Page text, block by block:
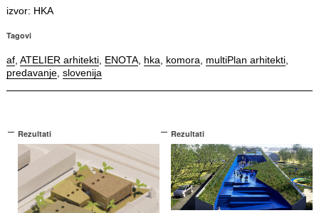
izvor: HKA
Tagovi
af, ATELIER arhitekti, ENOTA, hka komora multiPlan arhitekti,
predavanje, slovenija
Rezultati Rezultati